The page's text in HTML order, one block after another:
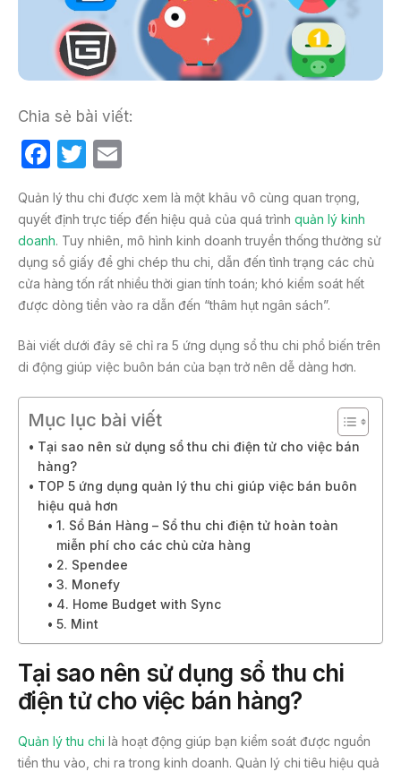
Chia sẻ bài viết:
F
c
e
b
o
k
T
itt
er
ail
Quản lý thu chi được xem là một khâu vô cùng quan trọng,
quyết định trực tiếp đến hiệu quả của quá trình quản lý kinh
doanh. Tuy nhiên, mô hình kinh doanh truyền thống thường sử
dụng sổ giấy để ghi chép thu chi, dẫn đến tình trạng các chủ
cửa hàng tốn rất nhiều thời gian tính toán; khó kiểm soát hết
được dòng tiền vào ra dẫn đến “thâm hụt ngân sách”.
Bài viết dưới đây sẽ chỉ ra 5 ứng dụng sổ thu chi phổ biến trên
di động giúp việc buôn bán của bạn trở nên dễ dàng hơn.
Mục lục bài viết
Tại sao nên sử dụng sổ thu chi điện tử cho việc bán
hàng?
TOP 5 ứng dụng quản lý thu chi giúp việc bán buôn
hiệu quả hơn
1. Sổ Bán Hàng – Sổ thu chi điện tử hoàn toàn
miễn phí cho các chủ cửa hàng
2. Spendee
3. Monefy
4. Home Budget with Sync
5. Mint
Tại sao nên sử dụng sổ thu chi
điện tử cho việc bán hàng?
Quản lý thu chi là hoạt động giúp bạn kiểm soát được nguồn
tiền thu vào, chi ra trong kinh doanh. Quản lý chi tiêu hiệu quả